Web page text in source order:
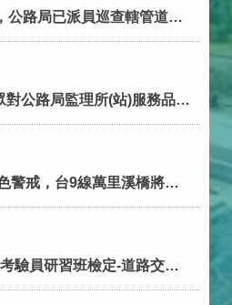
公路局已派員巡查轄管道
公路局監理所(站)服務品質
持配合
警戒，台9線萬里溪橋將隨
性封閉。
驗員研習班檢定-道路交通